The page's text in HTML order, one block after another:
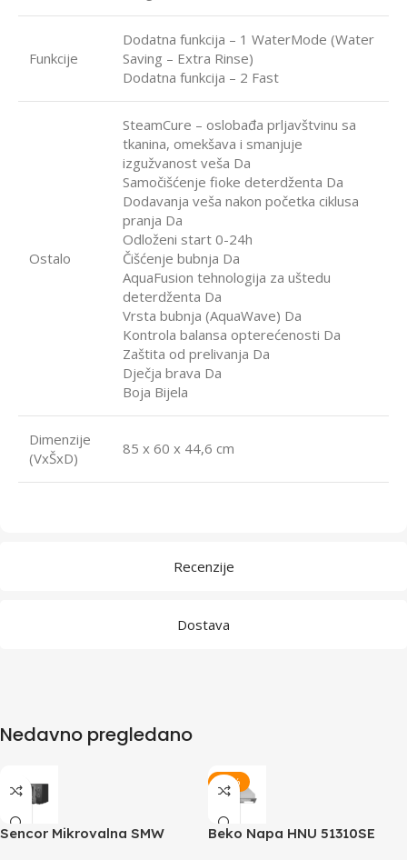
Recenzije
Dostava
Funkcije
Dodatna funkcija – 1 WaterMode (Water
Saving – Extra Rinse)
Dodatna funkcija – 2 Fast
Ostalo
SteamCure – oslobađa prljavštvinu sa
tkanina, omekšava i smanjuje
izgužvanost veša Da
Samočišćenje fioke deterdženta Da
Dodavanja veša nakon početka ciklusa
pranja Da
Odloženi start 0-24h
Čišćenje bubnja Da
AquaFusion tehnologija za uštedu
deterdženta Da
Vrsta bubnja (AquaWave) Da
Kontrola balansa opterećenosti Da
Zaštita od prelivanja Da
Dječja brava Da
Boja Bijela
Dimenzije
(VxŠxD)
85 x 60 x 44,6 cm
Nedavno pregledano
Sencor Mikrovalna SMW
-22%
Beko Napa HNU 51310SE